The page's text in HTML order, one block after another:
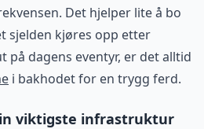
Det hjelper lite å bo
sjelden kjøres opp etter
på dagens eventyr, er det alltid
i bakhodet for en trygg ferd.
viktigste infrastruktur